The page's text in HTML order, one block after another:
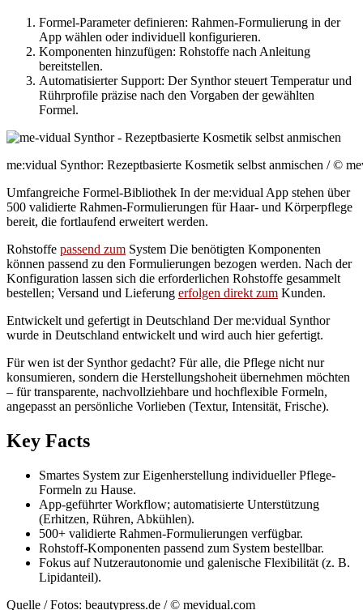
Formel-Parameter definieren: Rahmen-Formulierung in der
App wählen oder individuell konfigurieren.
Komponenten hinzufügen: Rohstoffe nach Anleitung
bereitstellen.
Automatisierter Support: Der Synthor steuert Temperatur und
Rührprofile präzise nach den Vorgaben der gewählten
Formel.
me:vidual Synthor: Rezeptbasierte Kosmetik selbst anmischen / ©
Umfangreiche Formel-Bibliothek In der me:vidual App stehen über
500 validierte Rahmen-Formulierungen für Haar- und Körperpflege
bereit, die fortlaufend erweitert werden.
Rohstoffe passend zum System Die benötigten Komponenten
können passend zu den Formulierungen bezogen werden. Nach der
Konfiguration lassen sich die erforderlichen Rohstoffe gesammelt
bestellen; Versand und Lieferung erfolgen direkt zum Kunden.
Entwickelt und gefertigt in Deutschland Der me:vidual Synthor
wurde in Deutschland entwickelt und wird auch hier gefertigt.
Für wen ist der Synthor gedacht? Für alle, die Pflege nicht nur
konsumieren, sondern die Herstellungshoheit übernehmen möchten
– für transparente, nachvollziehbare und hochflexible Formeln,
angepasst an persönliche Vorlieben (Textur, Intensität, Frische).
Key Facts
Smartes System zur Eigenherstellung individueller Pflege-
Formeln zu Hause.
App-geführter Workflow; automatisierte Unterstützung
(Erhitzen, Rühren, Abkühlen).
500+ validierte Rahmen-Formulierungen verfügbar.
Rohstoff-Komponenten passend zum System bestellbar.
Fokus auf Nutzerautonomie und galenische Flexibilität (z. B.
Lipidanteil).
Quelle / Fotos: beautypress.de / © mevidual.com